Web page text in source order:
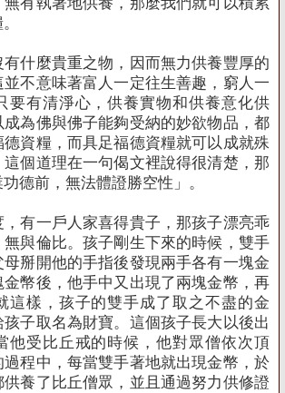
麼貴重之物，因而無力供養豐厚的
不意味著富人一定往生善趣，窮人一
要有清淨心，供養實物和供養意化供
為佛與佛子能夠受納的妙欲物品，都
資糧，而具足福德資糧就可以成就殊
個道理在一句偈文裡說得很清楚，那
德前，無法體證勝空性」。
一戶人家喜得貴子，那孩子漂亮乖
與倫比。孩子剛生下來的時候，雙手
掰開他的手指後發現兩手各有一塊金
幣後，他手中又出現了兩塊金幣，再
這樣，孩子的雙手成了取之不盡的金
子取名為財寶。這個孩子長大以後出
他受比丘戒的時候，他對眾僧依次頂
程中，每當雙手著地就出現金幣，於
養了比丘僧眾，並且通過努力供修證